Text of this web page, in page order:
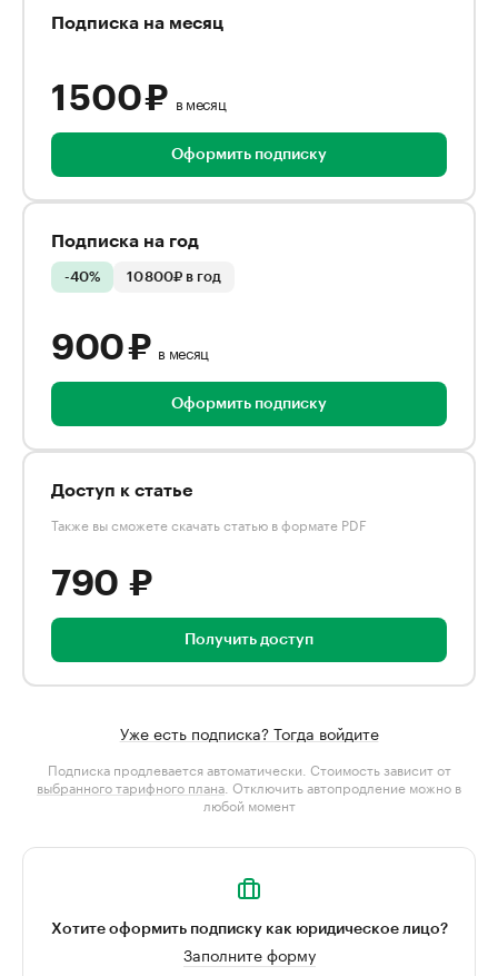
Подписка на месяц
1 500 ₽ в месяц
Оформить подписку
Подписка на год
-40% 10 800₽ в год
900 ₽ в месяц
Оформить подписку
Доступ к статье
Также вы сможете скачать статью в формате PDF
790 ₽
Получить доступ
Уже есть подписка? Тогда войдите
Подписка продлевается автоматически. Стоимость зависит от
выбранного тарифного плана . Отключить автопродление можно в
любой момент
Хотите оформить подписку как юридическое лицо?
Заполните форму